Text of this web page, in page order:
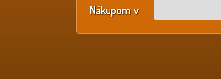
Nákupom v